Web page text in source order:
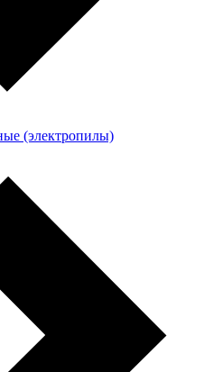
(электропилы)